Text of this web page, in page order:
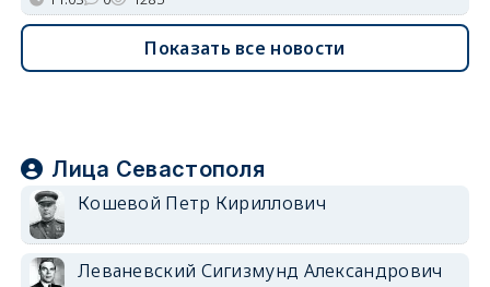
Показать все новости
Лица Севастополя
Кошевой Петр Кириллович
Леваневский Сигизмунд Александрович